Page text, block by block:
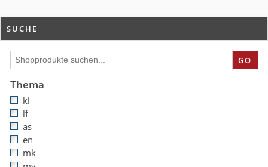
SUCHE
GO
Thema
kl
lf
as
en
mk